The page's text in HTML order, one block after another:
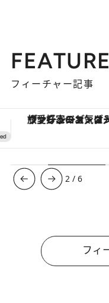
FEATURE
フィーチャー記事
【銀座で出合う最旬美容】美髪ケアや上質な眠り…セルフケアのアップ
3 /6
フィ